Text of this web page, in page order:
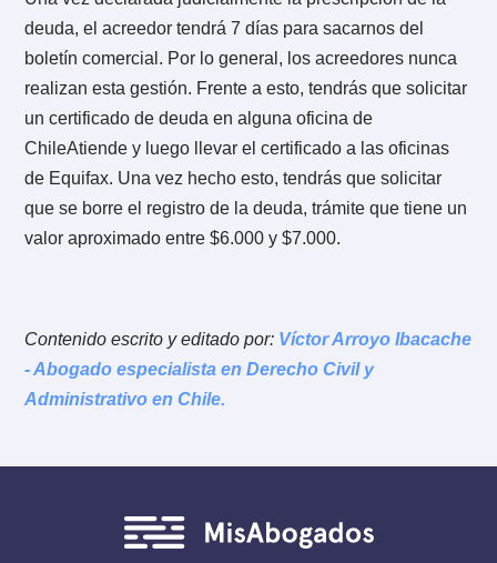
6.¿Cuáles son los gastos
asociados a solicitar un proceso
de prescripción de deuda?
En ambos casos, una gestión judicial solicitada a
de una demanda o que se ha opuesto como
juicio, que estarían relacionados con la notificación
demanda de prescripción.
¿Qué hay que hacer luego de
que me otorguen la